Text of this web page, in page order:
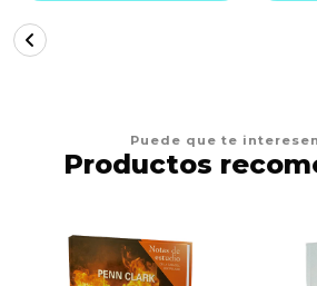
Puede que te
Productos